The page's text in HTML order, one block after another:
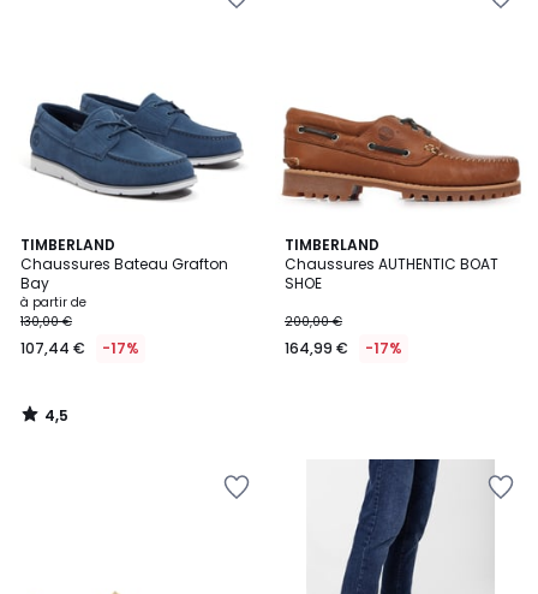
TIMBERLAND
Chaussures Bateau Grafton
Bay
à partir de
130,00 €
107,44 € -17%
4,5
/ 5
4,5
/
TIMBERLAND
Chaussures AUTHENTIC BOAT
SHOE
200,00 €
164,99 € -17%